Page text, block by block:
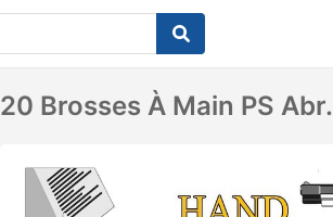
20 Brosses À Main PS Abr.